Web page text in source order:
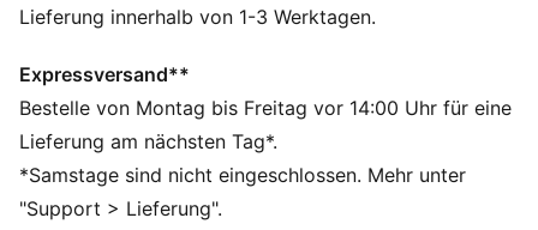
Materialien
Passform: Regulär
Hauptmaterial: French Terry
Ausschnitt: Rundhalsausschnitt
Lange Ärmel
Länge: Regulär
PUMA Teenager: Empfohlen für ältere Kinder und
Lieferung innerhalb von 1-3 Werktagen.
Expressversand**
Bestelle von Montag bis Freitag vor 14:00 Uhr für eine
Lieferung am nächsten Tag*.
*Samstage sind nicht eingeschlossen. Mehr unter
"Support > Lieferung".